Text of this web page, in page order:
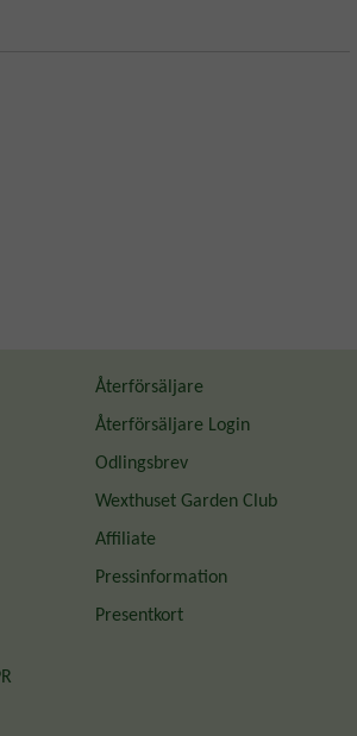
Återförsäljare
Återförsäljare Login
Odlingsbrev
Wexthuset Garden Club
Affiliate
Pressinformation
Presentkort